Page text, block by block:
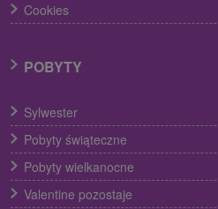
Cookies
POBYTY
Sylwester
Pobyty świąteczne
Pobyty wielkanocne
Valentine pozostaje